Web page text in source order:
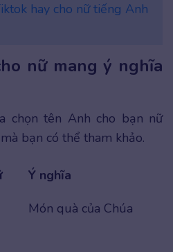
hay cho nữ tiếng Anh
nữ mang ý nghĩa
chọn tên Anh cho bạn nữ
bạn có thể tham khảo.
Ý nghĩa
Món quà của Chúa